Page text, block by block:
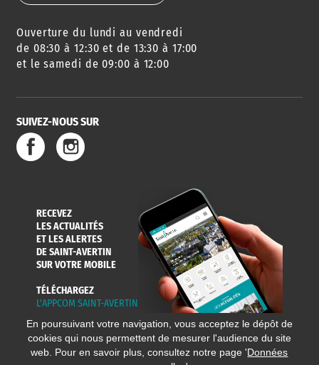
Ouverture du lundi au vendredi
de 08:30 à 12:30 et de 13:30 à 17:00
et le samedi de 09:00 à 12:00
SUIVEZ-NOUS SUR
RECEVEZ
LES ACTUALITÉS
ET LES ALERTES
DE SAINT-AVERTIN
SUR VOTRE MOBILE
TÉLÉCHARGEZ
L'APPCOM SAINT-AVERTIN
En poursuivant votre navigation, vous acceptez le dépôt de
cookies qui nous permettent de mesurer l'audience du site
web. Pour en savoir plus, consultez notre page 'Données